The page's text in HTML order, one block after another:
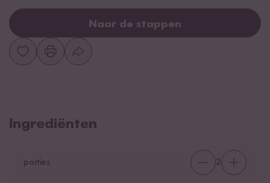
Naar de stappen
Ingrediënten
porties 2